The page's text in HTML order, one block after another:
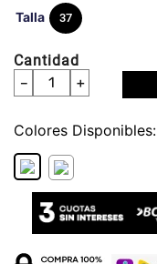
Talla 37
Cantidad
＋
－
Colores